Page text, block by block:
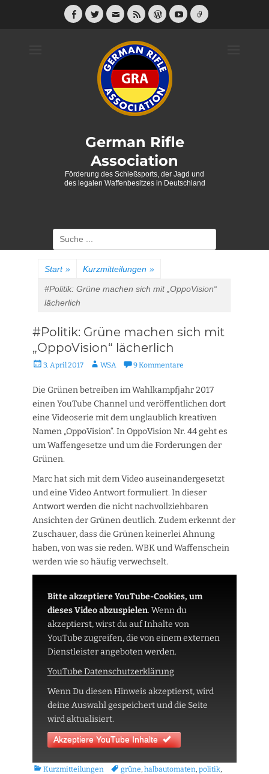
Facebook
Twitter
E-
Feed WordPress
YouTube
Link
German Rifle
Association
Förderung des Schießsports, der Jagd und
des legalen Waffenbesitzes in Deutschland
Suche
nach:
Start » Kurzmitteilungen »
#Politik: Grüne machen sich mit „OppoVision“
lächerlich
#Politik: Grüne machen sich mit
„OppoVision“ lächerlich
Veröffentlicht
3. April 2017 AutorWSA 9 Kommentare
Die Grünen betreiben im Wahlkampfjahr 2017
einen YouTube Channel und veröffentlichen dort
eine Videoserie mit dem unglaublich kreativen
Namen „OppoVision“. In OppoVision Nr. 44 geht es
um Waffengesetze und um die Forderungen der
Grünen.
Marc hat sich mit dem Video auseinandergesetzt
und eine Video Antwort formuliert. In dieser
Antwort werden die nicht nachvollziehbaren
Ansichten der Grünen deutlich. Zudem erkennt der
Zuschauer, dass die Grünen keinerlei Ahnung
haben, von was sie reden. WBK und Waffenschein
werden wie so häufig verwechselt.
Bitte akzeptiere YouTube-Cookies, um
dieses Video abzuspielen.Wenn du
akzeptierst, wirst du auf Inhalte von
YouTube zugreifen, die von einem externen
Dienstleister angeboten werden.
YouTube Datenschutzerklärung
Wenn Du diesen Hinweis akzeptierst, wird
deine Auswahl gespeichert und die Seite
wird aktualisiert.
Akzeptiere YouTube Inhalte
Kategorien
Kurzmitteilungen Tagsgrüne halbautomaten politik